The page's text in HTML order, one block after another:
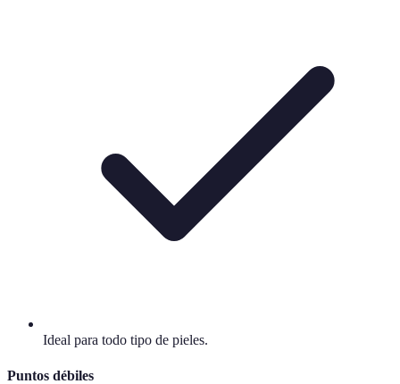
Ideal para todo tipo de pieles.
Puntos débiles